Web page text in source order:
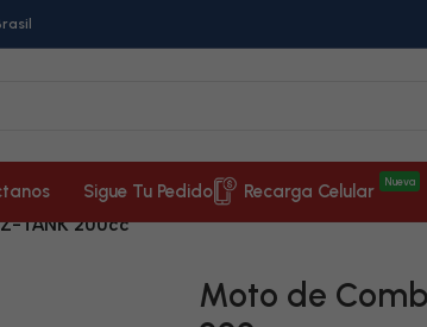
Sigue Tu Pedido Recarga Celular Nueva
TANK 200cc
Moto de